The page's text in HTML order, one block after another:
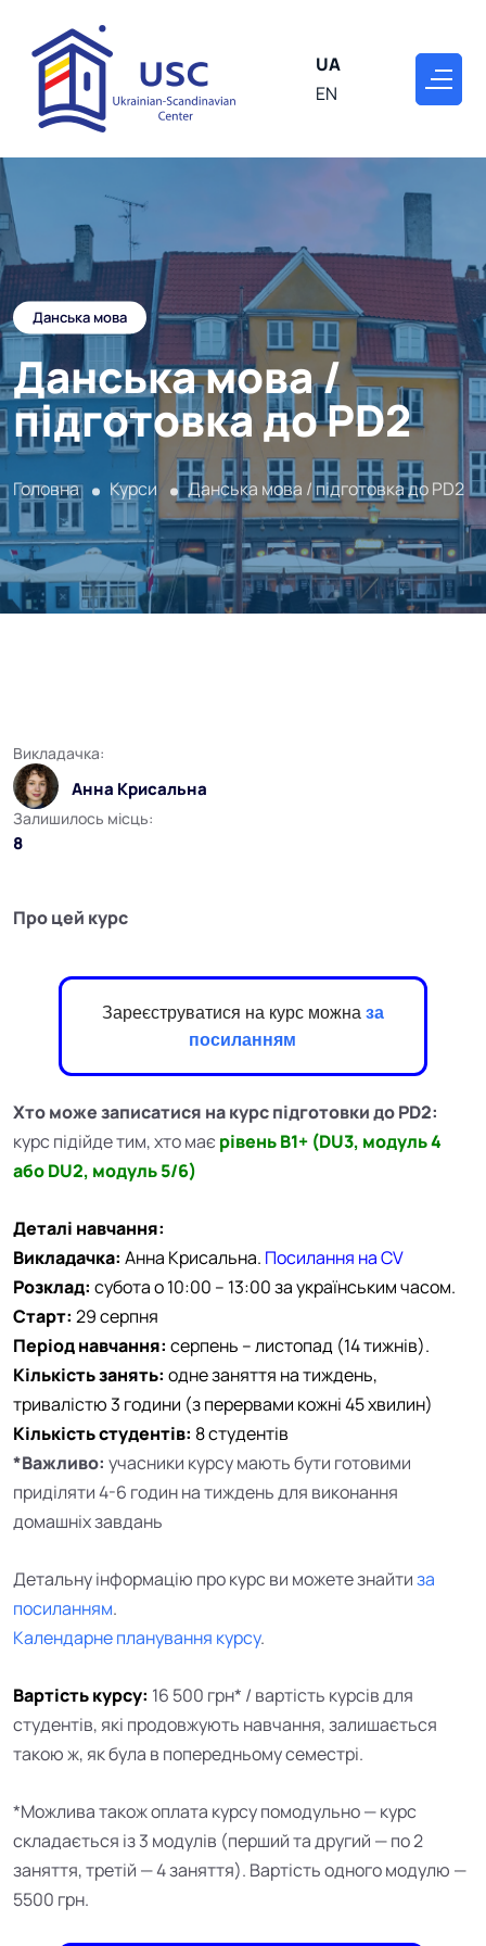
UA
EN
Данська мова
Данська мова /
підготовка до PD2
Головна Курси Данська мова / підготовка до PD2
Викладачка:
Анна Крисальна
Залишилось місць:
8
Про цей курс
Зареєструватися на курс можна за
посиланням
Хто може записатися на курс підготовки до PD2:
курс підійде тим, хто має рівень B1+ (DU3, модуль 4
або DU2, модуль 5/6)
Деталі навчання:
Викладачка: Анна Крисальна. Посилання на CV
Розклад: субота о10:00 – 13:00 за українським часом.
Старт: 29 серпня
Період навчання: серпень – листопад (14 тижнів).
Кількість занять: одне заняття натиждень,
тривалістю 3 години (з перервами кожні 45 хвилин)
Кількість студентів: 8 студентів
*Важливо: учасники курсу мають бути готовими
приділяти 4-6 годин на тиждень для виконання
домашніх завдань
Детальну інформацію про курс ви можете знайтиза
посиланням.
Календарне планування курсу.
Вартість курсу: 16 500 грн* / вартість курсів для
студентів, які продовжують навчання, залишається
такою ж, як була в попередньому семестрі.
*Можлива також оплата курсу помодульно — курс
складається із 3 модулів (перший та другий — по 2
заняття, третій — 4 заняття). Вартість одного модулю —
5500 грн.